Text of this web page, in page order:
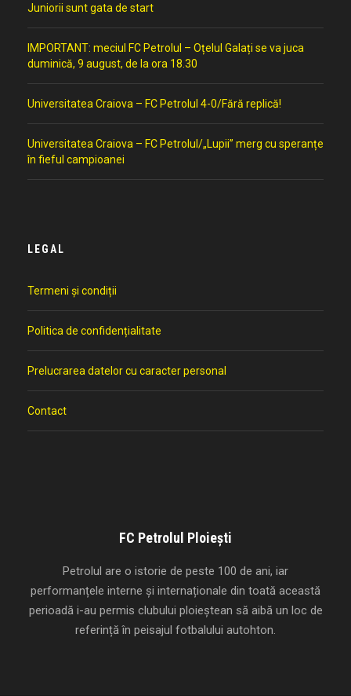
Juniorii sunt gata de start
IMPORTANT: meciul FC Petrolul – Oțelul Galați se va juca
duminică, 9 august, de la ora 18.30
Universitatea Craiova – FC Petrolul 4-0/Fără replică!
Universitatea Craiova – FC Petrolul/„Lupii” merg cu speranțe
în fieful campioanei
LEGAL
Termeni și condiții
Politica de confidențialitate
Prelucrarea datelor cu caracter personal
Contact
FC Petrolul Ploiești
Petrolul are o istorie de peste 100 de ani, iar
performanțele interne și internaționale din toată această
perioadă i-au permis clubului ploieștean să aibă un loc de
referință în peisajul fotbalului autohton.